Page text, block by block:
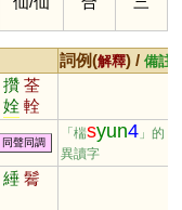
詞例(解釋) / 備註
攢 荃
姾 輇
遄 瑔
歂 跧
同聲同調
「椯syun4 」的
異讀字
綞 鬌